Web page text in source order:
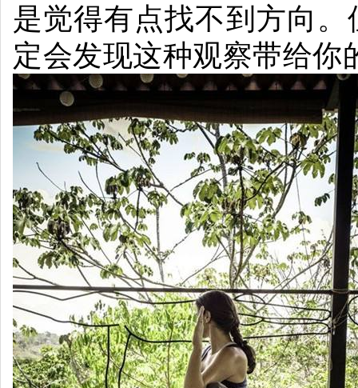
是觉得有点找不到方向
定会发现这种观察带给你